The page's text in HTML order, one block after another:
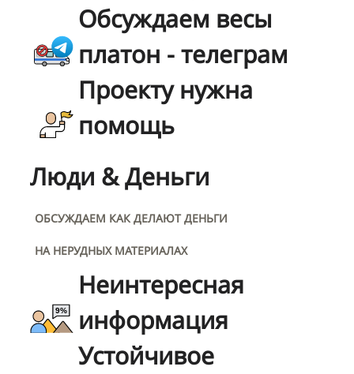
Обсуждаем весы
платон - телеграм
Проекту нужна
помощь
Люди & Деньги
ОБСУЖДАЕМ КАК ДЕЛАЮТ ДЕНЬГИ
НА НЕРУДНЫХ МАТЕРИАЛАХ
Неинтересная
информация
Устойчивое